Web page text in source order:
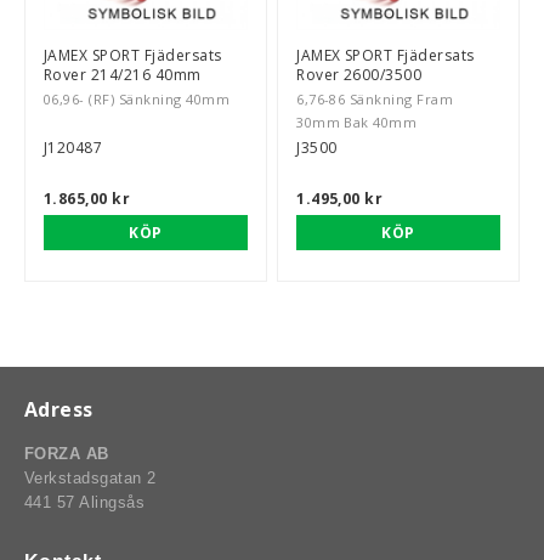
Rally-Racing-Klassiker
JAMEX SPORT Fjädersats
Rover 214/216 40mm
06,96- (RF) Sänkning 40mm
J120487
1.865,00 kr
KÖP
JAMEX SPORT Fjädersats
Rover 2600/3500
6,76-86 Sänkning Fram
30mm Bak 40mm
J3500
1.495,00 kr
KÖP
Adress
FORZA AB
Verkstadsgatan 2
441 57 Alingsås